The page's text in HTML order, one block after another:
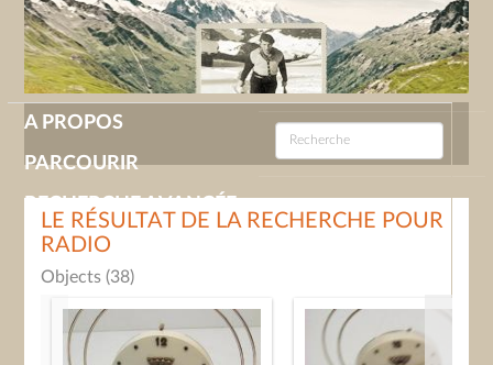
A PROPOS
PARCOURIR
RECHERCHE AVANCÉE
GALERIE
CONTACT
LE RÉSULTAT DE LA RECHERCHE POUR
RADIO
Objects (38)